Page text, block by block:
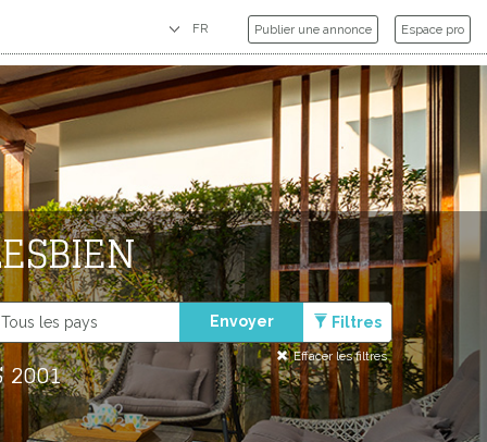
Publier une annonce Espace pro
Envoyer Filtres
Effacer les filtres
2001